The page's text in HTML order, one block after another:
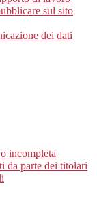
sul sito
dei dati
incompleta
da parte dei titolari